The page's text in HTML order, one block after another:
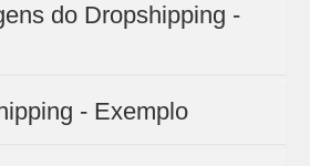
do Dropshipping -
- Exemplo